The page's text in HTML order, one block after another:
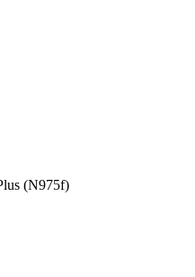
(N975f)